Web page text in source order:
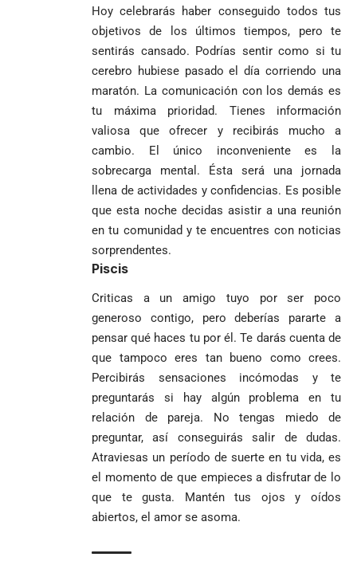
Hoy celebrarás haber conseguido todos tus
objetivos de los últimos tiempos, pero te
sentirás cansado. Podrías sentir como si tu
cerebro hubiese pasado el día corriendo una
maratón. La comunicación con los demás es
tu máxima prioridad. Tienes información
valiosa que ofrecer y recibirás mucho a
cambio. El único inconveniente es la
sobrecarga mental. Ésta será una jornada
llena de actividades y confidencias. Es posible
que esta noche decidas asistir a una reunión
en tu comunidad y te encuentres con noticias
sorprendentes.
Piscis
Criticas a un amigo tuyo por ser poco
generoso contigo, pero deberías pararte a
pensar qué haces tu por él. Te darás cuenta de
que tampoco eres tan bueno como crees.
Percibirás sensaciones incómodas y te
preguntarás si hay algún problema en tu
relación de pareja. No tengas miedo de
preguntar, así conseguirás salir de dudas.
Atraviesas un período de suerte en tu vida, es
el momento de que empieces a disfrutar de lo
que te gusta. Mantén tus ojos y oídos
abiertos, el amor se asoma.